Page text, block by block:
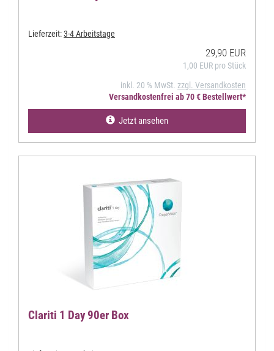
Lieferzeit:3-4 Arbeitstage
29,90 EUR
1,00 EUR pro Stück
inkl. 20 % MwSt. zzgl. Versandkosten
Versandkostenfrei ab 70 € Bestellwert*
Jetzt ansehen
Clariti 1 Day 90er Box